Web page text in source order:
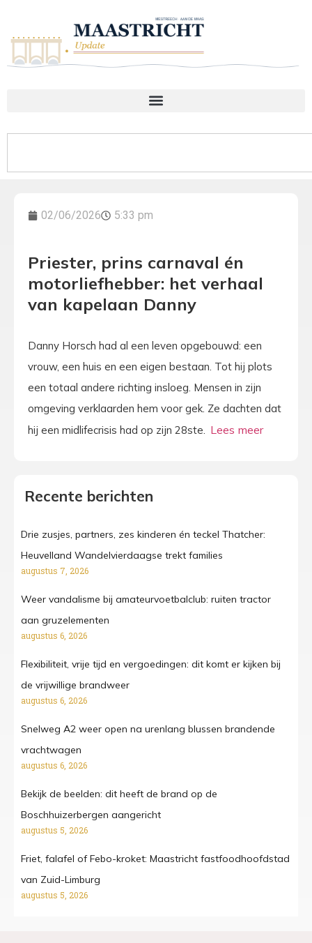
02/06/2026 5:33 pm
Priester, prins carnaval én
motorliefhebber: het verhaal
van kapelaan Danny
Danny Horsch had al een leven opgebouwd: een
vrouw, een huis en een eigen bestaan. Tot hij plots
een totaal andere richting insloeg. Mensen in zijn
omgeving verklaarden hem voor gek. Ze dachten dat
hij een midlifecrisis had op zijn 28ste.
Recente berichten
Drie zusjes, partners, zes kinderen én teckel Thatcher:
Heuvelland Wandelvierdaagse trekt families
augustus 7, 2026
Weer vandalisme bij amateurvoetbalclub: ruiten tractor
aan gruzelementen
augustus 6, 2026
Flexibiliteit, vrije tijd en vergoedingen: dit komt er kijken bij
de vrijwillige brandweer
augustus 6, 2026
Snelweg A2 weer open na urenlang blussen brandende
vrachtwagen
augustus 6, 2026
Bekijk de beelden: dit heeft de brand op de
Boschhuizerbergen aangericht
augustus 5, 2026
Friet, falafel of Febo-kroket: Maastricht fastfoodhoofdstad
van Zuid-Limburg
augustus 5, 2026